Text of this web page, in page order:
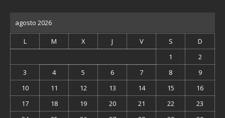
agosto 2026
L M X J V S
D
1
2
3
4 5 6 7 8
9
10
11 12 13 14 15
16
17
18 19 20 21 22
23